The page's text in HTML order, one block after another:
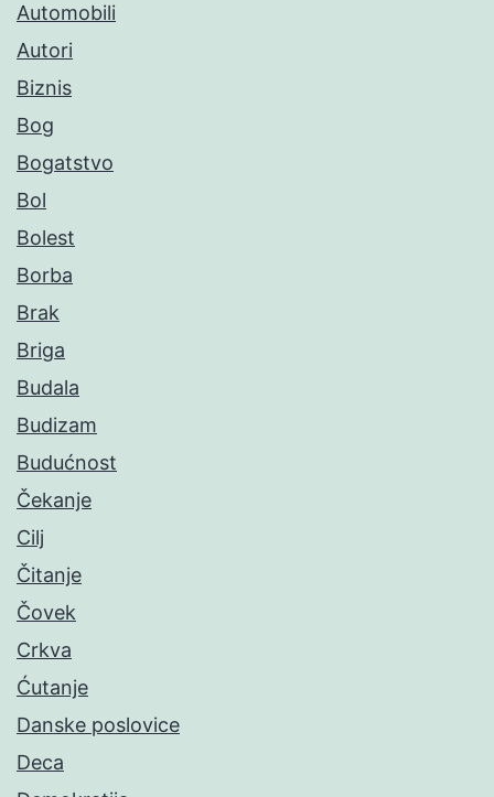
Automobili
Autori
Biznis
Bog
Bogatstvo
Bol
Bolest
Borba
Brak
Briga
Budala
Budizam
Budućnost
Čekanje
Cilj
Čitanje
Čovek
Crkva
Ćutanje
Danske poslovice
Deca